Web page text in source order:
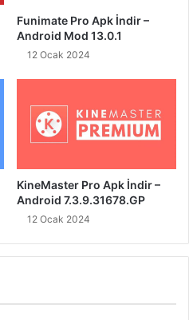
Funimate Pro Apk İndir –
Android Mod 13.0.1
12 Ocak 2024
KineMaster Pro Apk İndir –
Android 7.3.9.31678.GP
12 Ocak 2024